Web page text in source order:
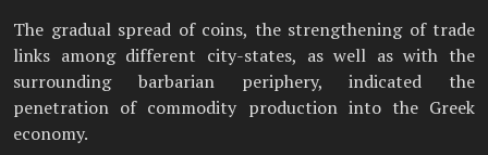
The gradual spread of coins, the strengthening of trade
links among different city-states, as well as with the
surrounding barbarian periphery, indicated the
penetration of commodity production into the Greek
economy.